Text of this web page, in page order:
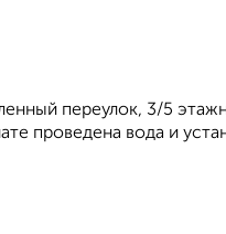
переулок, 3/5
проведена вода и